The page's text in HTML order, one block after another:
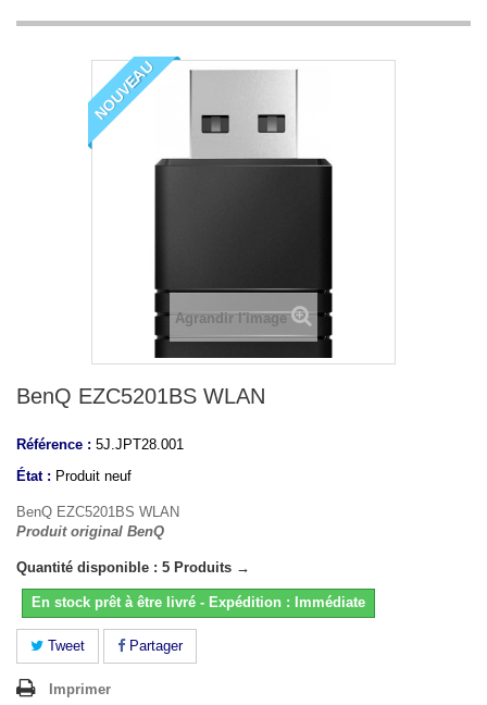
NOUVEAU
Agrandir l'image
BenQ EZC5201BS WLAN
Référence : 5J.JPT28.001
État : Produit neuf
BenQ EZC5201BS WLAN
Produit original BenQ
Quantité disponible : 5 Produits →
En stock prêt à être livré - Expédition : Immédiate
Tweet Partager
Imprimer